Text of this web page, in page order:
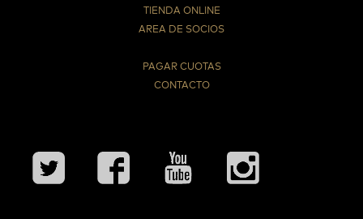
TIENDA ONLINE
AREA DE SOCIOS
PAGAR CUOTAS
CONTACTO